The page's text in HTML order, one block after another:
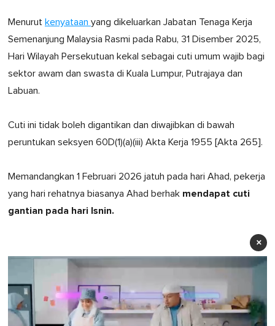
Menurut kenyataan yang dikeluarkan Jabatan Tenaga Kerja
Semenanjung Malaysia Rasmi pada Rabu, 31 Disember 2025,
Hari Wilayah Persekutuan kekal sebagai cuti umum wajib bagi
sektor awam dan swasta di Kuala Lumpur, Putrajaya dan
Labuan.
Cuti ini tidak boleh digantikan dan diwajibkan di bawah
peruntukan seksyen 60D(1)(a)(iii) Akta Kerja 1955 [Akta 265].
Memandangkan 1 Februari 2026 jatuh pada hari Ahad, pekerja
yang hari rehatnya biasanya Ahad berhak mendapat cuti
gantian pada hari Isnin.
×